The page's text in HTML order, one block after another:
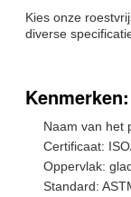
Kies onze
diverse
Kenmerken:
Naam van het
Certificaat:
Oppervlak:
Standard: